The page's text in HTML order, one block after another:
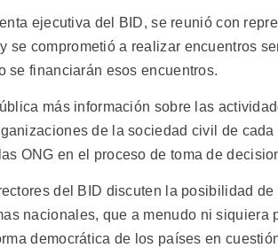
ejecutiva del BID, se reunió con
se comprometió a realizar encuentros
se financiarán esos encuentros.
más información sobre las
de la sociedad civil de
ONG en el proceso de toma de
del BID discuten la posibilidad
nacionales, que a menudo ni siquiera
democrática de los países en